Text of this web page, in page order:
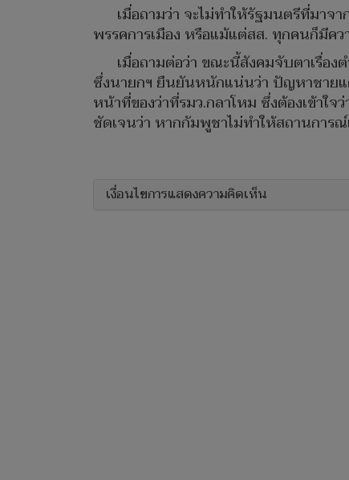
เมื่อถามว่า จะไม่ทำให้รัฐมนตรีที่มา
พรรคการเมือง หรือแม้แต่สส. ทุกคนก็มีค
เมื่อถามต่อว่า ขณะนี้สังคมจับตาเรื่อ
ซึ่งนายกฯ ยืนยันหนักแน่นว่า ปัญหาชายแ
หน้าที่ของว่าที่รมว.กลาโหม ซึ่งต้องเข้าใ
ชัดเจนว่า หากกัมพูชาไม่ทำให้สถานการ
เงื่อนไขการแสดงความคิดเห็น